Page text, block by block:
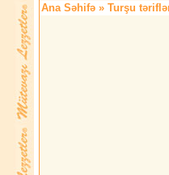
Ana Səhifə » Turşu